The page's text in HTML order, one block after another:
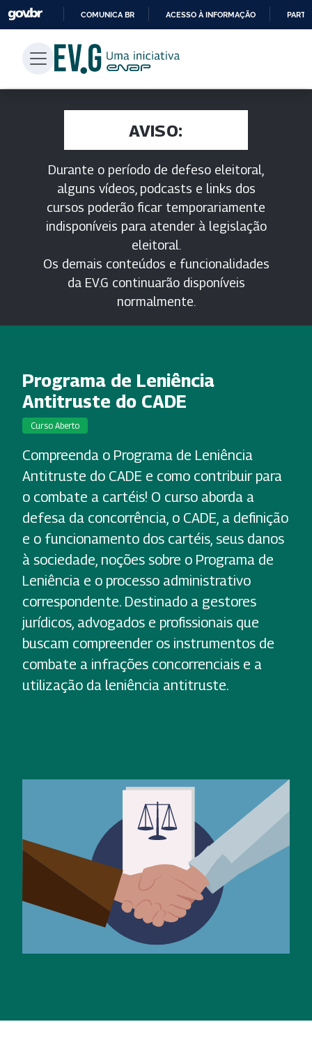
PARA
CONTEÚDO
COMUNICA BR ACESSO À INFORMAÇÃO
AVISO:
Durante o período de defeso eleitoral,
alguns vídeos, podcasts e links dos
cursos poderão ficar temporariamente
indisponíveis para atender à legislação
eleitoral.
Os demais conteúdos e funcionalidades
da EV.G continuarão disponíveis
normalmente.
Programa de Leniência
Antitruste do CADE
Curso Aberto
Compreenda o Programa de Leniência
Antitruste do CADE e como contribuir para
o combate a cartéis! O curso aborda a
defesa da concorrência, o CADE, a definição
e o funcionamento dos cartéis, seus danos
à sociedade, noções sobre o Programa de
Leniência e o processo administrativo
correspondente. Destinado a gestores
jurídicos, advogados e profissionais que
buscam compreender os instrumentos de
combate a infrações concorrenciais e a
utilização da leniência antitruste.